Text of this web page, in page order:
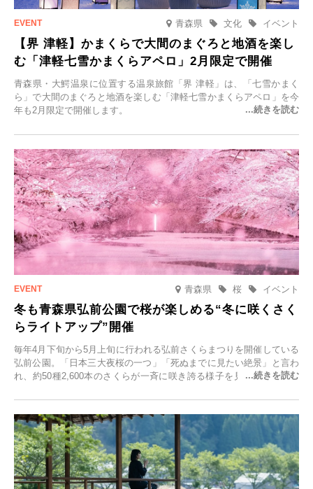
青森県 イベント
文化
【界 津軽】かまくらで大間のまぐろと地酒を楽し
む「津軽七雪かまくらアペロ」2月限定で開催
青森県・大鰐温泉に位置する温泉旅館「界 津軽」は、「七雪かまく
ら」で大間のまぐろと地酒を楽しむ「津軽七雪かまくらアペロ」を今
年も2月限定で開催します。
青森県 イベント
桜
冬も青森県弘前公園で桜が楽しめる“冬に咲くさく
らライトアップ”開催
毎年4月下旬から5月上旬に行われる弘前さくらまつりを開催している
弘前公園。「日本三大夜桜の一つ」「死ぬまでに見たい絶景」と言わ
れ、約50種2,600本のさくらが一斉に咲き誇る様子を見に、世界中か
日(月)～2026年2月28日(土)の期間、「冬に咲くさくらライトアップ」
を開催します。